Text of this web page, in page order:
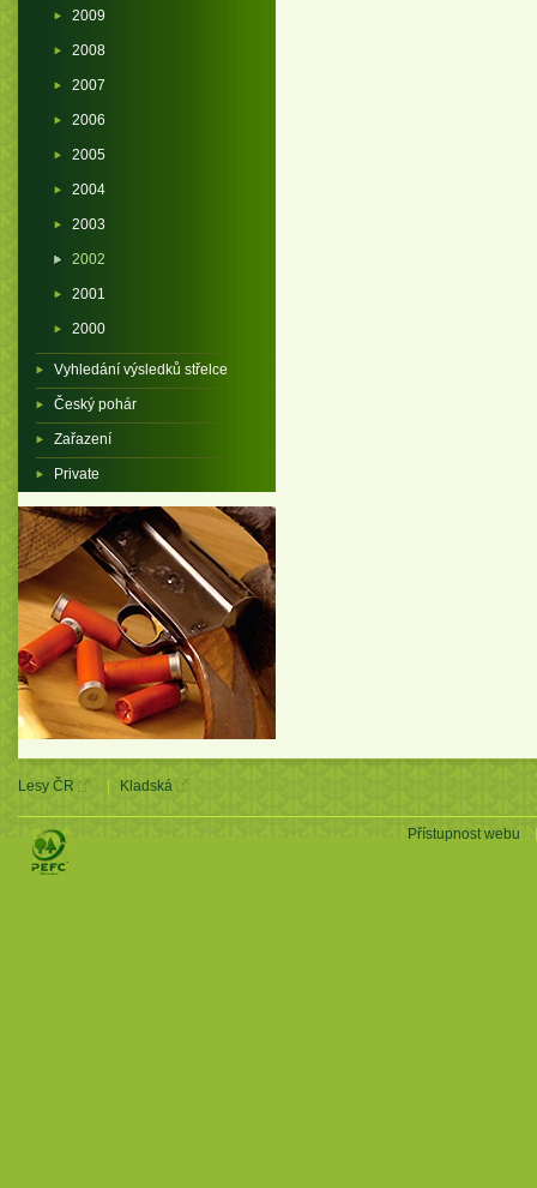
2009
2008
2007
2006
2005
2004
2003
2002
2001
2000
Vyhledání výsledků střelce
Český pohár
Zařazení
Private
Lesy ČR Kladská
Přístupnost webu